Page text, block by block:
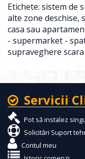
Etichete: sistem de
alte zone deschise,
casa sau
- supermarket -
supraveghere
Servicii
Pot să instalez
Solicitări Suport
Contul meu